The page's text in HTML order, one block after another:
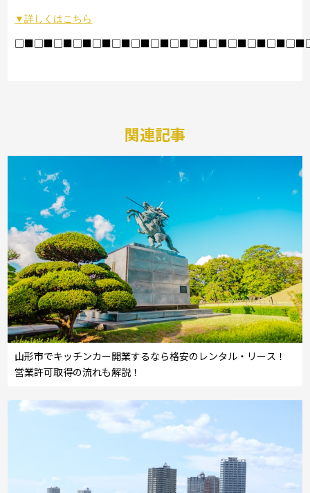
▼詳しくはこちら
関連記事
山形市でキッチンカー開業するなら格安のレンタル・リース！
営業許可取得の流れも解説！